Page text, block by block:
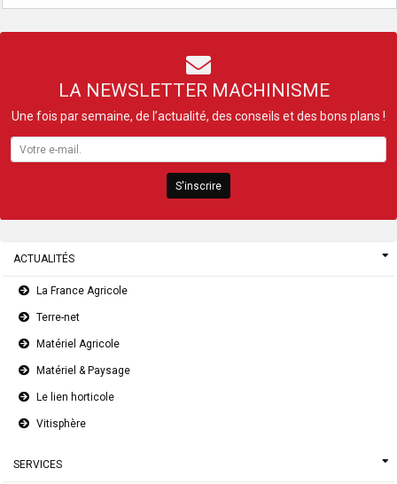
LA NEWSLETTER MACHINISME
Une fois par semaine, de l’actualité, des conseils et des bons plans !
S'inscrire
ACTUALITÉS
La France Agricole
Terre-net
Matériel Agricole
Matériel & Paysage
Le lien horticole
Vitisphère
SERVICES